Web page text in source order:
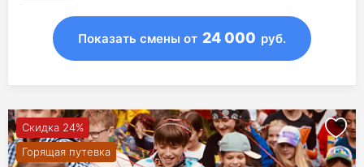
Показать смены от 24 000 руб.
Скидка 24%
Горящая путевка